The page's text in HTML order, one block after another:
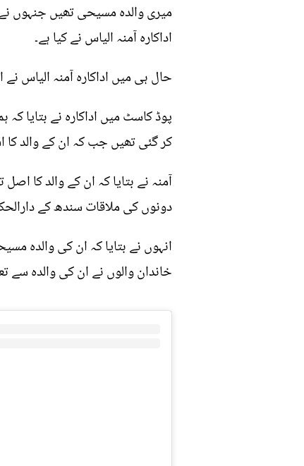
میری والدہ مسیحی تھیں جنہوں
اداکارہ آمنہ الیاس نے کیا ہے۔
حال ہی میں اداکارہ آمنہ الیاس
کر گئی تھیں جب کہ ان کے والد کا اس
آمنہ نے بتایا کہ ان کے والد کا
دونوں کی ملاقات سندھ کے
انہوں نے بتایا کہ ان کی والدہ
خاندان والوں نے ان کی والدہ سے